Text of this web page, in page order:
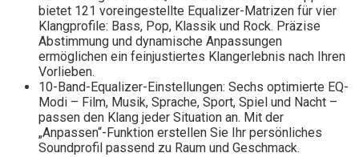
bietet 121 voreingestellte Equalizer-Matrizen für vier
Klangprofile: Bass, Pop, Klassik und Rock. Präzise
Abstimmung und dynamische Anpassungen
ermöglichen ein feinjustiertes Klangerlebnis nach Ihren
Vorlieben.
10-Band-Equalizer-Einstellungen: Sechs optimierte EQ-
Modi – Film, Musik, Sprache, Sport, Spiel und Nacht –
passen den Klang jeder Situation an. Mit der
„Anpassen“-Funktion erstellen Sie Ihr persönliches
Soundprofil passend zu Raum und Geschmack.